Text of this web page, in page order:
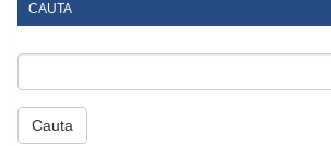
CAUTA
Cauta